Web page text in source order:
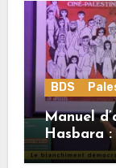
BDS
Manuel
Hasbara